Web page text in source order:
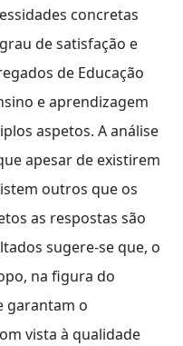
concretas
de satisfação e
de Educação
e aprendizagem
aspetos. A análise
apesar de existirem
outros que os
as respostas são
sugere-se que, o
na figura do
garantam o
vista à qualidade